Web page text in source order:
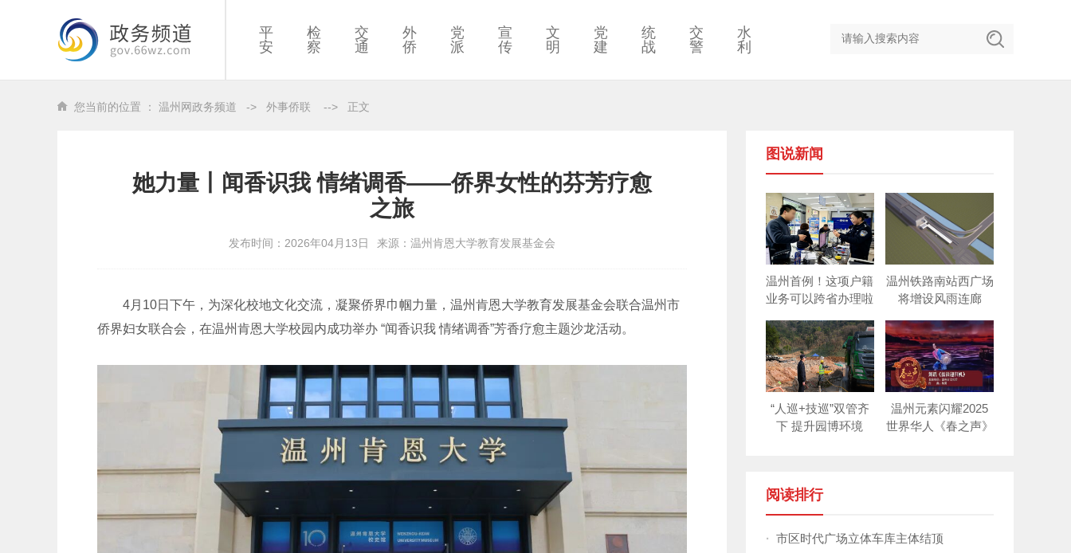
平
安
检
察
交
通
外
侨
党
派
宣
传
文
明
党
建
统
战
交
警
水
利
您当前的位置 ： 温州网政务频道 -> 外事侨联 --> 正文
她力量丨闻香识我 情绪调香——侨界女性的芬芳疗愈
之旅
发布时间：2026年04月13日 来源：温州肯恩大学教育发展基金会
4月10日下午，为深化校地文化交流，凝聚侨界巾帼力量，温州肯恩大学教育发展基金会联合温州市
侨界妇女联合会，在温州肯恩大学校园内成功举办 “闻香识我 情绪调香”芳香疗愈主题沙龙活动。
图说新闻
温州首例！这项户籍
业务可以跨省办理啦
温州铁路南站西广场
将增设风雨连廊
“人巡+技巡”双管齐
下 提升园博环境
温州元素闪耀2025
世界华人《春之声》
阅读排行
· 市区时代广场立体车库主体结顶